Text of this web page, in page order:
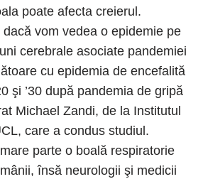
poate afecta creierul.
dacă vom vedea o epidemie pe
cerebrale asociate pandemiei
cu epidemia de encefalită
şi ’30 după pandemia de gripă
Michael Zandi, de la Institutul
care a condus studiul.
parte o boală respiratorie
însă neurologii şi medicii